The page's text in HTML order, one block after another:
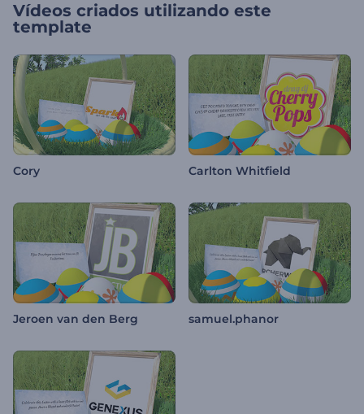
Vídeos criados utilizando este
template
Cory Carlton Whitfield
Jeroen van den Berg samuel.phanor